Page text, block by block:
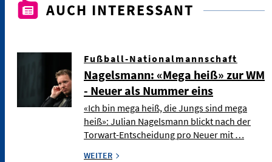
AUCH INTERESSANT
Fußball-Nationalmannschaft
Nagelsmann: «Mega heiß» zur WM
- Neuer als Nummer eins
«Ich bin mega heiß, die Jungs sind mega
heiß»: Julian Nagelsmann blickt nach der
Torwart-Entscheidung pro Neuer mit …
WEITER